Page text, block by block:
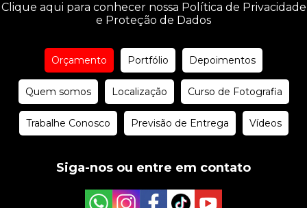
Clique aqui para conhecer nossa Política de Privacidade
e Proteção de Dados
Orçamento Portfólio Depoimentos
Quem somos Localização Curso de Fotografia
Trabalhe Conosco Previsão de Entrega Vídeos
Siga-nos ou entre em contato